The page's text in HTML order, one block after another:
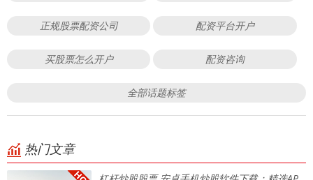
正规股票配资公司 配资平台开户
买股票怎么开户 配资咨询
全部话题标签
热门文章